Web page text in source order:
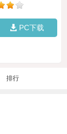
PC下载
排行